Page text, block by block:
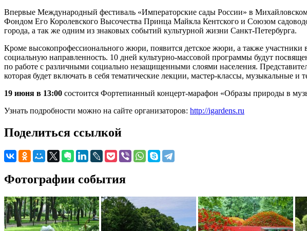
Впервые Международный фестиваль «Императорские сады России» в Михайловском
Фондом Его Королевского Высочества Принца Майкла Кентского и Союзом
города, а так же одним из знаковых событий культурной жизни Санкт-Петербурга.
Кроме высокопрофессионального жюри, появится детское жюри, а также участники
социальную направленность. 10 дней культурно-массовой программы будут
по работе с различными социально незащищенными слоями населения.
которая будет включать в себя тематические лекции, мастер-классы, музыкальные
19 июня в 13:00 состоится Фортепианный концерт-марафон «Образы природы в
Узнать подробности можно на сайте организаторов: http://igardens.ru
Поделиться ссылкой
Фотографии события